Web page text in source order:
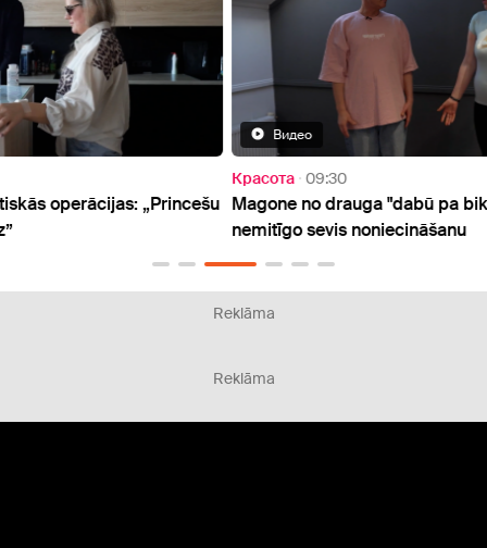
Видео
Magone no drauga "dabū pa biksēm" par
nemitīgo sevis noniecināšanu
Reklāma
Reklāma